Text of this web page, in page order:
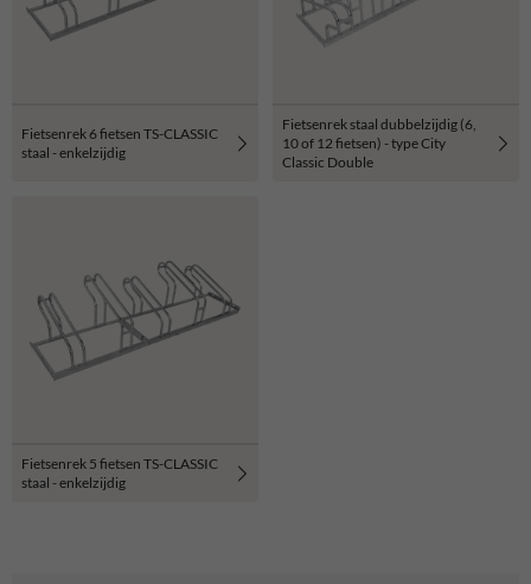
Fietsenrek 6 fietsen TS-CLASSIC
staal - enkelzijdig
Fietsenrek staal dubbelzijdig (6,
10 of 12 fietsen) - type City
Classic Double
Fietsenrek 5 fietsen TS-CLASSIC
staal - enkelzijdig